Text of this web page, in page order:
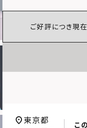
ご好評につき現
こ
東京都